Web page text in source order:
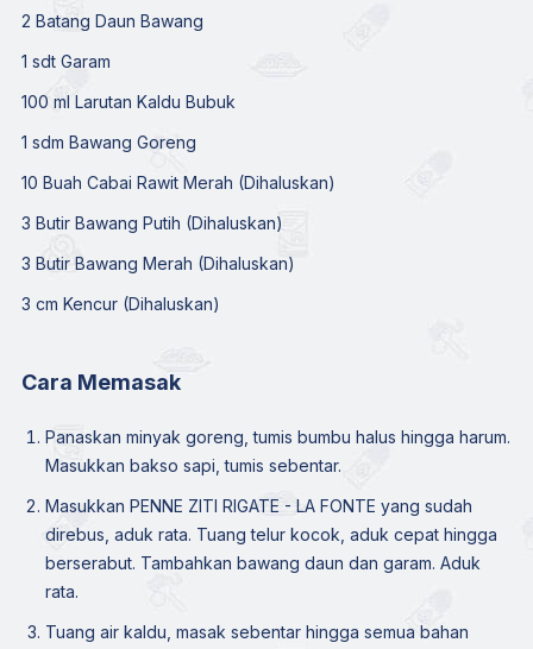
2 Batang Daun Bawang
1 sdt Garam
100 ml Larutan Kaldu Bubuk
1 sdm Bawang Goreng
10 Buah Cabai Rawit Merah (Dihaluskan)
3 Butir Bawang Putih (Dihaluskan)
3 Butir Bawang Merah (Dihaluskan)
3 cm Kencur (Dihaluskan)
Cara Memasak
Panaskan minyak goreng, tumis bumbu halus hingga harum.
Masukkan bakso sapi, tumis sebentar.
Masukkan PENNE ZITI RIGATE - LA FONTE yang sudah
direbus, aduk rata. Tuang telur kocok, aduk cepat hingga
berserabut. Tambahkan bawang daun dan garam. Aduk
rata.
Tuang air kaldu, masak sebentar hingga semua bahan